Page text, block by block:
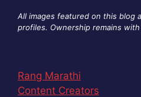
All images featured on this blog
profiles. Ownership remains
Rang Marathi
Content Creators